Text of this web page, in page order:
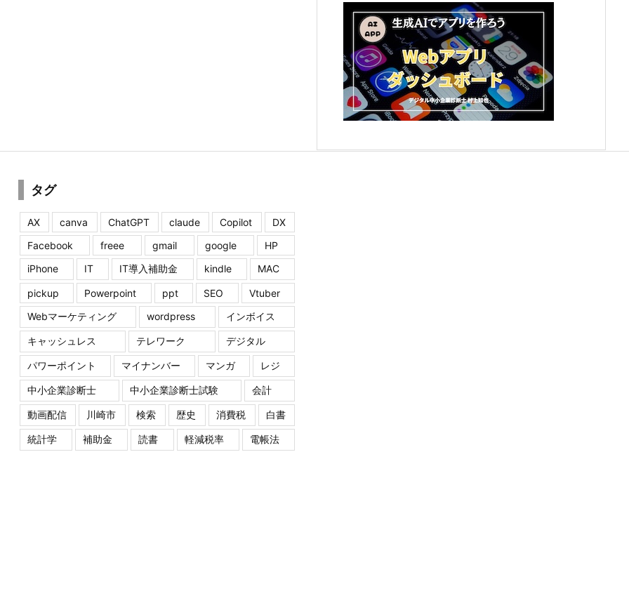
タグ
AX canva ChatGPT claude Copilot
DX
Facebook
freee gmail google
HP
iPhone
IT IT導入補助金 kindle MAC
pickup Powerpoint ppt SEO
Vtuber
Webマーケティング
wordpress インボイス
キャッシュレス テレワーク デジタル
パワーポイント マイナンバー マンガ レジ
中小企業診断士 中小企業診断士試験 会計
動画配信 川崎市 検索 歴史 消費税 白書
統計学 補助金 読書 軽減税率 電帳法